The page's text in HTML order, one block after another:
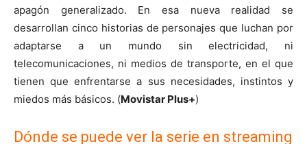
apagón generalizado. En esa nueva realidad se
desarrollan cinco historias de personajes que luchan por
adaptarse a un mundo sin electricidad, ni
telecomunicaciones, ni medios de transporte, en el que
tienen que enfrentarse a sus necesidades, instintos y
miedos más básicos. (Movistar Plus+)
Dónde se puede ver la serie en streaming